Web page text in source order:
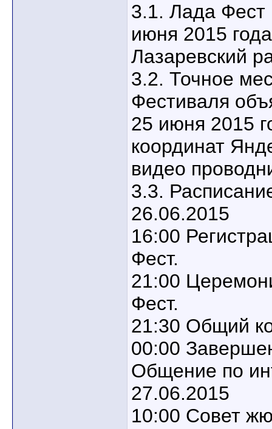
3.1. Лада Фест
июня 2015
Лазаревский
3.2. Точное
Фестиваля
25 июня 2015
координат
видео
3.3.
26.06.2015
16:00
Фест.
21:00
Фест.
21:30 Общий
00:00
Общение по
27.06.2015
10:00 Совет